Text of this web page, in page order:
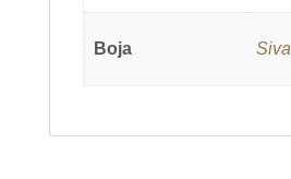
Boja Siva